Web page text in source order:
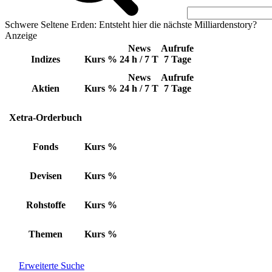
Schwere Seltene Erden: Entsteht hier die nächste Milliardenstory?
Anzeige
Indizes Kurs %
News
24 h / 7 T
Aufrufe
7 Tage
Aktien Kurs %
News
24 h / 7 T
Aufrufe
7 Tage
Xetra-Orderbuch
Fonds Kurs %
Devisen Kurs %
Rohstoffe Kurs %
Themen Kurs %
Erweiterte Suche